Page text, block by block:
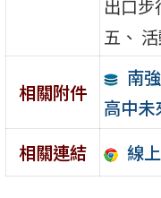
出口步
五、
相關附件
南
高中未
相關連結
線